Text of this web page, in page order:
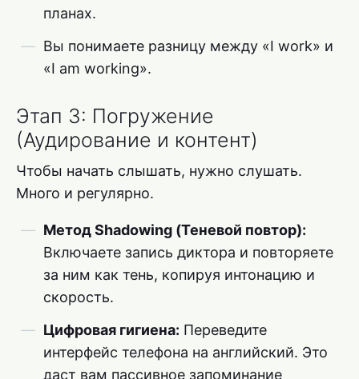
планах.
Вы понимаете разницу между «I work» и
«I am working».
Этап 3: Погружение
(Аудирование и контент)
Чтобы начать слышать, нужно слушать.
Много и регулярно.
Метод Shadowing (Теневой повтор):
Включаете запись диктора и повторяете
за ним как тень, копируя интонацию и
скорость.
Цифровая гигиена: Переведите
интерфейс телефона на английский. Это
даст вам пассивное запоминание